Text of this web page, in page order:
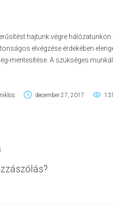
hajtunk végre hálózatunkon.
elvégzése érdekében
mentesítése. A szükséges
december 27, 2017